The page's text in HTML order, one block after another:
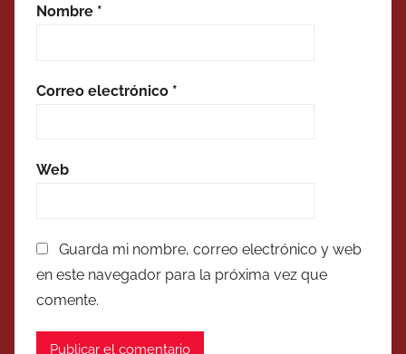
Nombre *
Correo electrónico *
Web
Guarda mi nombre, correo electrónico y web
en este navegador para la próxima vez que
comente.